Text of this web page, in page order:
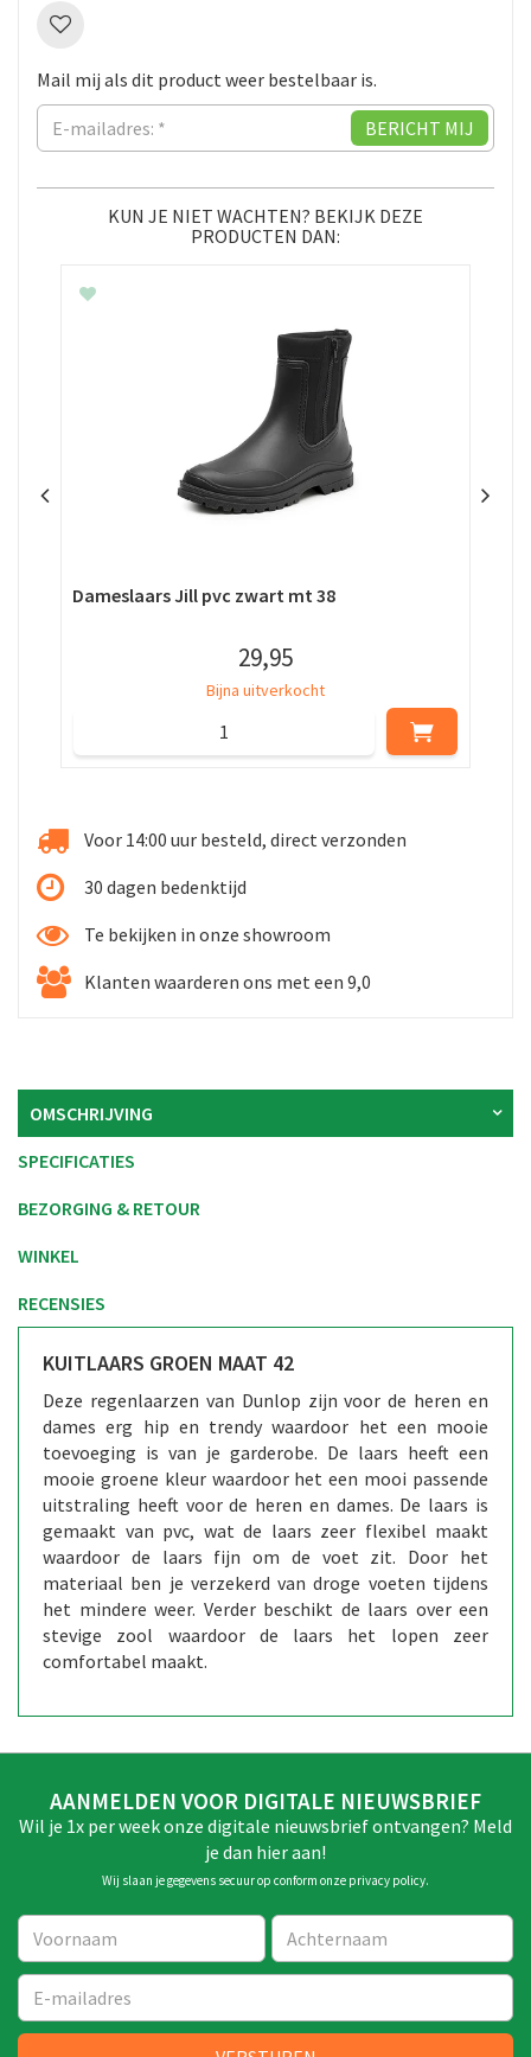
Mail mij als dit product weer bestelbaar is.
KUN JE NIET WACHTEN? BEKIJK DEZE
PRODUCTEN DAN:
Dameslaars Jill pvc zwart mt 38
29,95
Bijna uitverkocht
Voor 14:00 uur besteld, direct verzonden
30 dagen bedenktijd
Te bekijken in onze showroom
Klanten waarderen ons met een 9,0
OMSCHRIJVING
SPECIFICATIES
BEZORGING & RETOUR
WINKEL
RECENSIES
KUITLAARS GROEN MAAT 42
Deze regenlaarzen van Dunlop zijn voor de heren en
dames erg hip en trendy waardoor het een mooie
toevoeging is van je garderobe. De laars heeft een
mooie groene kleur waardoor het een mooi passende
uitstraling heeft voor de heren en dames. De laars is
gemaakt van pvc, wat de laars zeer flexibel maakt
waardoor de laars fijn om de voet zit. Door het
materiaal ben je verzekerd van droge voeten tijdens
het mindere weer. Verder beschikt de laars over een
stevige zool waardoor de laars het lopen zeer
comfortabel maakt.
AANMELDEN VOOR DIGITALE NIEUWSBRIEF
Wil je 1x per week onze digitale nieuwsbrief ontvangen? Meld
je dan hier aan!
Wij slaan je gegevens secuur op conform onze privacy policy.